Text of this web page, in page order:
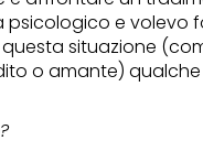
psicologico e volevo
situazione
o amante) qualche